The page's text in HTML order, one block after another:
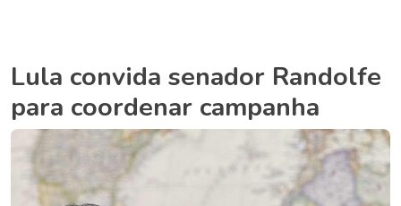
Lula convida senador Randolfe
para coordenar campanha